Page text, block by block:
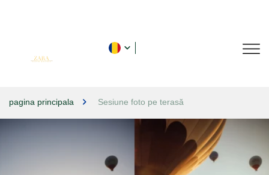
pagina principala Sesiune foto pe terasă